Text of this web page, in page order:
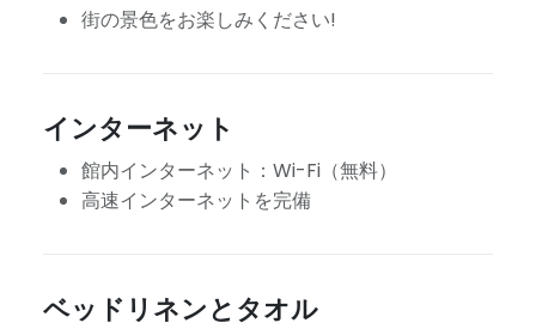
街の景色をお楽しみください!
インターネット
館内インターネット：Wi-Fi（無料）
高速インターネットを完備
ベッドリネンとタオル